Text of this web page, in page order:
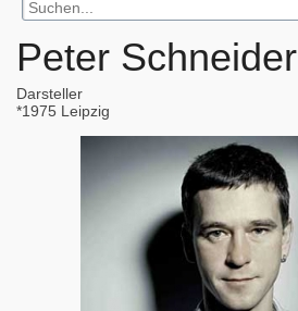
Peter Schneider
Darsteller
1975 Leipzig